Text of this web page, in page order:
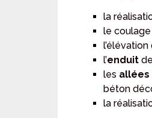
la
le
l’enduit
les allées
béton
la